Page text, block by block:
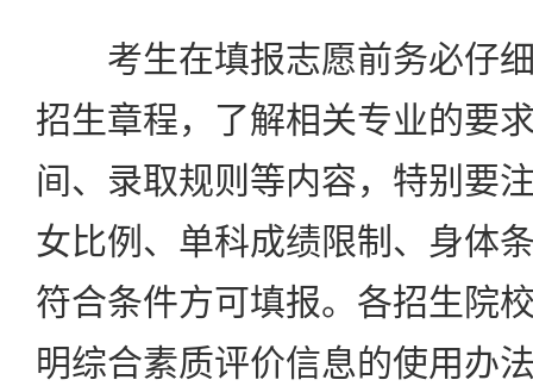
考生在填报志愿前务必仔细
招生章程，了解相关专业的要
间、录取规则等内容，特别要
女比例、单科成绩限制、身体
符合条件方可填报。各招生院
明综合素质评价信息的使用办